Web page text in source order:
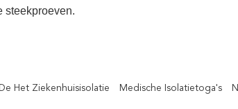
steekproeven.
Het Ziekenhuisisolatie Medische Isolatietoga's